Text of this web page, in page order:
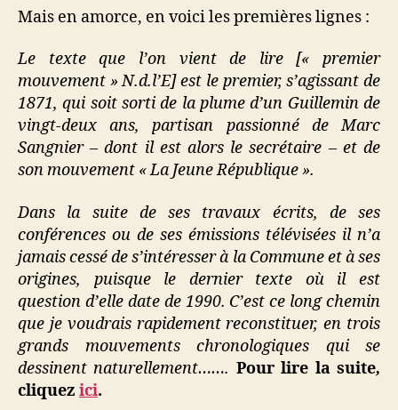
Mais en amorce, en voici les premières lignes :
Le texte que l’on vient de lire [« premier
mouvement » N.d.l’E] est le premier, s’agissant de
1871, qui soit sorti de la plume d’un Guillemin de
vingt-deux ans, partisan passionné de Marc
Sangnier – dont il est alors le secrétaire – et de
son mouvement « La Jeune République ».
Dans la suite de ses travaux écrits, de ses
conférences ou de ses émissions télévisées il n’a
jamais cessé de s’intéresser à la Commune et à ses
origines, puisque le dernier texte où il est
question d’elle date de 1990. C’est ce long chemin
que je voudrais rapidement reconstituer, en trois
grands mouvements chronologiques qui se
dessinent naturellement……. Pour lire la suite,
cliquez ici.